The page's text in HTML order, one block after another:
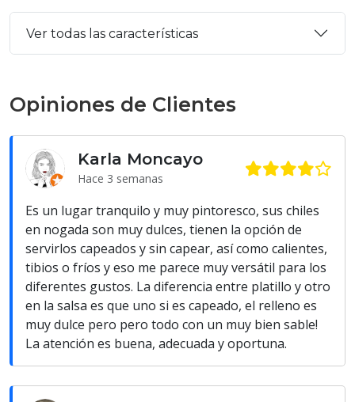
Ver todas las características
Opiniones de Clientes
Karla Moncayo
Hace 3 semanas
Es un lugar tranquilo y muy pintoresco, sus chiles
en nogada son muy dulces, tienen la opción de
servirlos capeados y sin capear, así como calientes,
tibios o fríos y eso me parece muy versátil para los
diferentes gustos. La diferencia entre platillo y otro
en la salsa es que uno si es capeado, el relleno es
muy dulce pero pero todo con un muy bien sable!
La atención es buena, adecuada y oportuna.